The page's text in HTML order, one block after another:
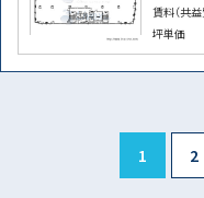
賃料（共益
坪単価
1 2